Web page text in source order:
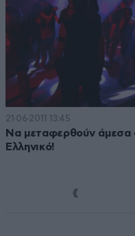
21·06·2011 13:45
Να μεταφερθούν άμεσα
Ελληνικό!